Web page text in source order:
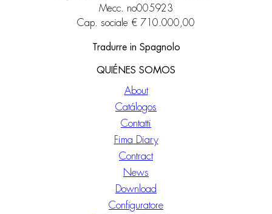
Mecc. no005923
Cap. sociale € 710.000,00
Tradurre in Spagnolo
QUIÉNES SOMOS
About
Catálogos
Contatti
Fima Diary
Contract
News
Download
Configuratore